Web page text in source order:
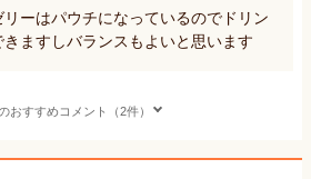
ーはパウチになっているのでドリン
ますしバランスもよいと思います
おすすめコメント（2件）